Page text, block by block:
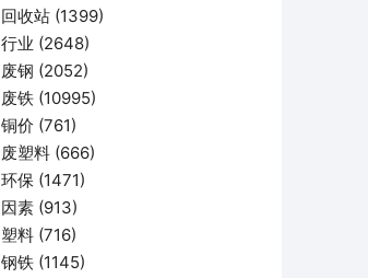
回收站 (1399)
行业 (2648)
废钢 (2052)
废铁 (10995)
铜价 (761)
废塑料 (666)
环保 (1471)
因素 (913)
塑料 (716)
钢铁 (1145)